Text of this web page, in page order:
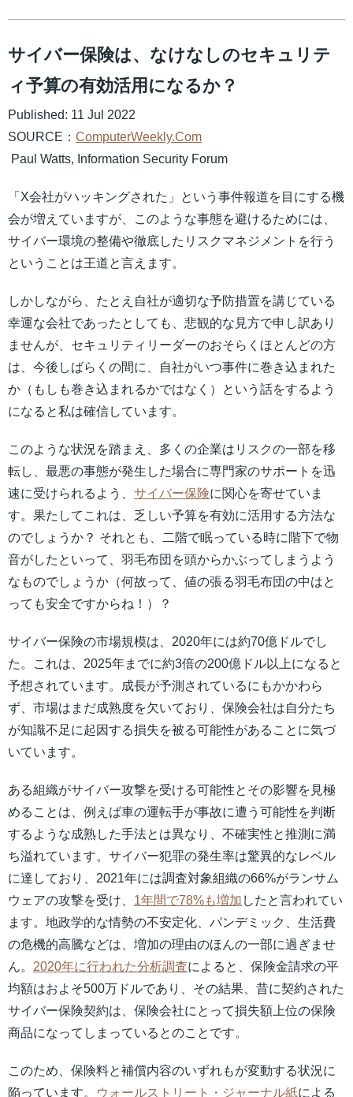
サイバー保険は、なけなしのセキュリテ
ィ予算の有効活用になるか？
Published: 11 Jul 2022
SOURCE： ComputerWeekly.Com
Paul Watts, Information Security Forum
「X会社がハッキングされた」という事件報道を目にする機
会が増えていますが、このような事態を避けるためには、
サイバー環境の整備や徹底したリスクマネジメントを行う
ということは王道と言えます。
しかしながら、たとえ自社が適切な予防措置を講じている
幸運な会社であったとしても、悲観的な見方で申し訳あり
ませんが、セキュリティリーダーのおそらくほとんどの方
は、今後しばらくの間に、自社がいつ事件に巻き込まれた
か（もしも巻き込まれるかではなく）という話をするよう
になると私は確信しています。
このような状況を踏まえ、多くの企業はリスクの一部を移
転し、最悪の事態が発生した場合に専門家のサポートを迅
速に受けられるよう、 サイバー保険に関心を寄せていま
す。果たしてこれは、乏しい予算を有効に活用する方法な
のでしょうか？ それとも、二階で眠っている時に階下で物
音がしたといって、羽毛布団を頭からかぶってしまうよう
なものでしょうか（何故って、値の張る羽毛布団の中はと
っても安全ですからね！）？
サイバー保険の市場規模は、2020年には約70億ドルでし
た。これは、2025年までに約3倍の200億ドル以上になると
予想されています。成長が予測されているにもかかわら
ず、市場はまだ成熟度を欠いており、保険会社は自分たち
が知識不足に起因する損失を被る可能性があることに気づ
いています。
ある組織がサイバー攻撃を受ける可能性とその影響を見極
めることは、例えば車の運転手が事故に遭う可能性を判断
するような成熟した手法とは異なり、不確実性と推測に満
ち溢れています。サイバー犯罪の発生率は驚異的なレベル
に達しており、2021年には調査対象組織の66%がランサム
ウェアの攻撃を受け、 1年間で78%も増加 したと言われてい
ます。地政学的な情勢の不安定化、パンデミック、生活費
の危機的高騰などは、増加の理由のほんの一部に過ぎませ
ん。 2020年に行われた分析調査によると、保険金請求の平
均額はおよそ500万ドルであり、その結果、昔に契約された
サイバー保険契約は、保険会社にとって損失額上位の保険
商品になってしまっているとのことです。
このため、保険料と補償内容のいずれもが変動する状況に
陥っています。
ウォールストリート・ジャーナル紙による